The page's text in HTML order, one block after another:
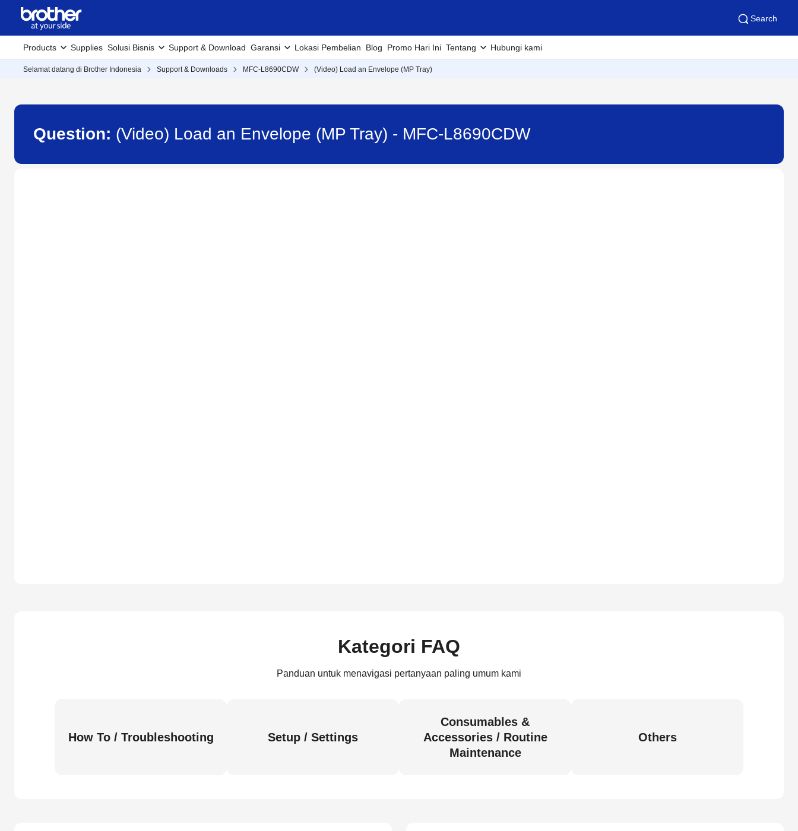
Search
Products Supplies Solusi Bisnis Support & Download Garansi Lokasi Pembelian Blog Promo Hari Ini Tentang Hubungi kami
Selamat datang di Brother Indonesia Support & Downloads MFC-L8690CDW (Video) Load an Envelope (MP Tray)
Question: (Video) Load an Envelope (MP Tray) - MFC-L8690CDW
Kategori FAQ
Panduan untuk menavigasi pertanyaan paling umum kami
How To / Troubleshooting Setup / Settings
Consumables &
Accessories / Routine
Maintenance
Others